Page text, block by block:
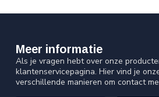
Meer informatie
Als je vragen hebt over onze
klantenservicepagina. Hier vind je
verschillende manieren om contact